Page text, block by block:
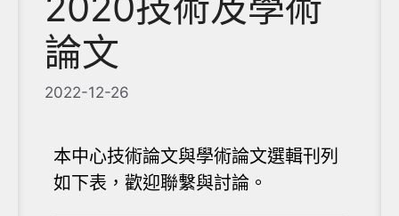
論文
2022-12-26
本中心技術論文與學術論文選輯刊列
如下表，歡迎聯繫與討論。